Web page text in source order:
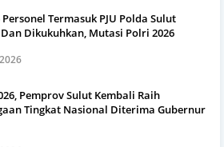
Termasuk PJU Polda Sulut
Dikukuhkan, Mutasi Polri 2026
Pemprov Sulut Kembali Raih
Tingkat Nasional Diterima Gubernur